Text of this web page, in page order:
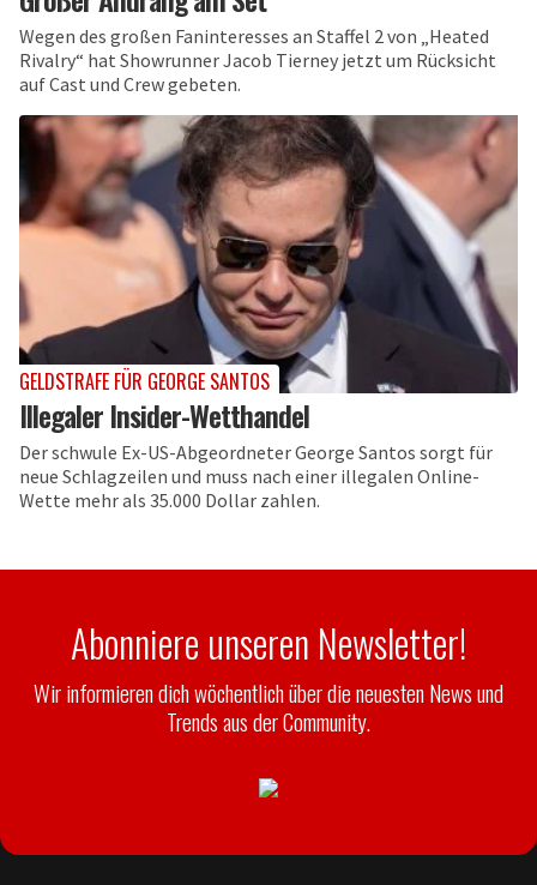
Wegen des großen Faninteresses an Staffel 2 von „Heated
Rivalry“ hat Showrunner Jacob Tierney jetzt um Rücksicht
auf Cast und Crew gebeten.
GELDSTRAFE FÜR GEORGE SANTOS
Illegaler Insider-Wetthandel
Der schwule Ex-US-Abgeordneter George Santos sorgt für
neue Schlagzeilen und muss nach einer illegalen Online-
Wette mehr als 35.000 Dollar zahlen.
Abonniere unseren Newsletter!
Wir informieren dich wöchentlich über die neuesten News und
Trends aus der Community.